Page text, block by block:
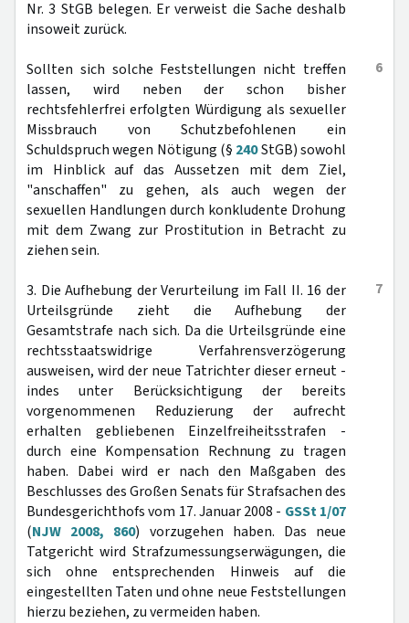
Nr. 3 StGB belegen. Er verweist die Sache deshalb
insoweit zurück.
6
Sollten sich solche Feststellungen nicht treffen
lassen, wird neben der schon bisher
rechtsfehlerfrei erfolgten Würdigung als sexueller
Missbrauch von Schutzbefohlenen ein
Schuldspruch wegen Nötigung (§ 240StGB) sowohl
im Hinblick auf das Aussetzen mit dem Ziel,
"anschaffen" zu gehen, als auch wegen der
sexuellen Handlungen durch konkludente Drohung
mit dem Zwang zur Prostitution in Betracht zu
ziehen sein.
7
3. Die Aufhebung der Verurteilung im Fall II. 16 der
Urteilsgründe zieht die Aufhebung der
Gesamtstrafe nach sich. Da die Urteilsgründe eine
rechtsstaatswidrige Verfahrensverzögerung
ausweisen, wird der neue Tatrichter dieser erneut -
indes unter Berücksichtigung der bereits
vorgenommenen Reduzierung der aufrecht
erhalten gebliebenen Einzelfreiheitsstrafen -
durch eine Kompensation Rechnung zu tragen
haben. Dabei wird er nach den Maßgaben des
Beschlusses des Großen Senats für Strafsachen des
Bundesgerichthofs vom 17. Januar 2008 - GSSt 1/07
(NJW 2008, 860) vorzugehen haben. Das neue
Tatgericht wird Strafzumessungserwägungen, die
sich ohne entsprechenden Hinweis auf die
eingestellten Taten und ohne neue Feststellungen
hierzu beziehen, zu vermeiden haben.